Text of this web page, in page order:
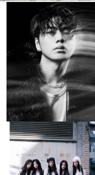
musicjapantv
💡8月特番放送決定！
...
8月 4
305 0
musicjapantv
💡8月特番放送決定！
8月 4
2 0